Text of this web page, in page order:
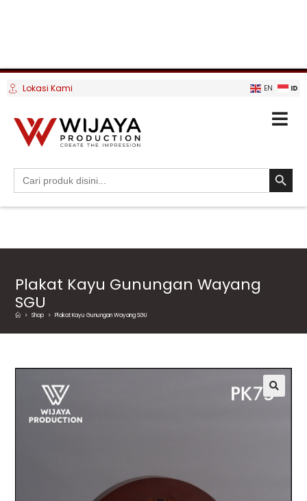
Lokasi Kami EN ID
Search
for:
SEARCH
Plakat Kayu Gunungan Wayang
SGU
> Shop > Plakat Kayu Gunungan Wayang SGU
🔍